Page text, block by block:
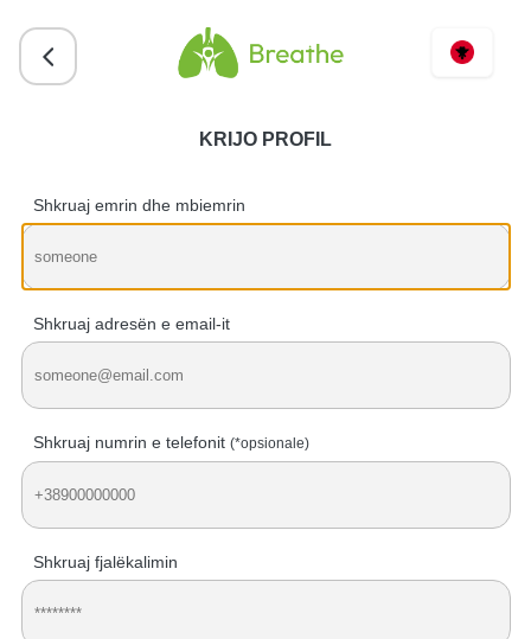
KRIJO PROFIL
Shkruaj emrin dhe mbiemrin
Shkruaj adresën e email-it
Shkruaj numrin e telefonit (*оpsionale)
Shkruaj fjalëkalimin